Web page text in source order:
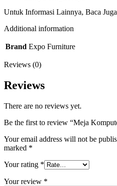
Untuk Informasi Lainnya, Baca
Additional information
Brand Expo Furniture
Reviews (0)
Reviews
There are no reviews yet.
Be the first to review “Meja
Your email address will not be
marked *
Your rating *
Your review *